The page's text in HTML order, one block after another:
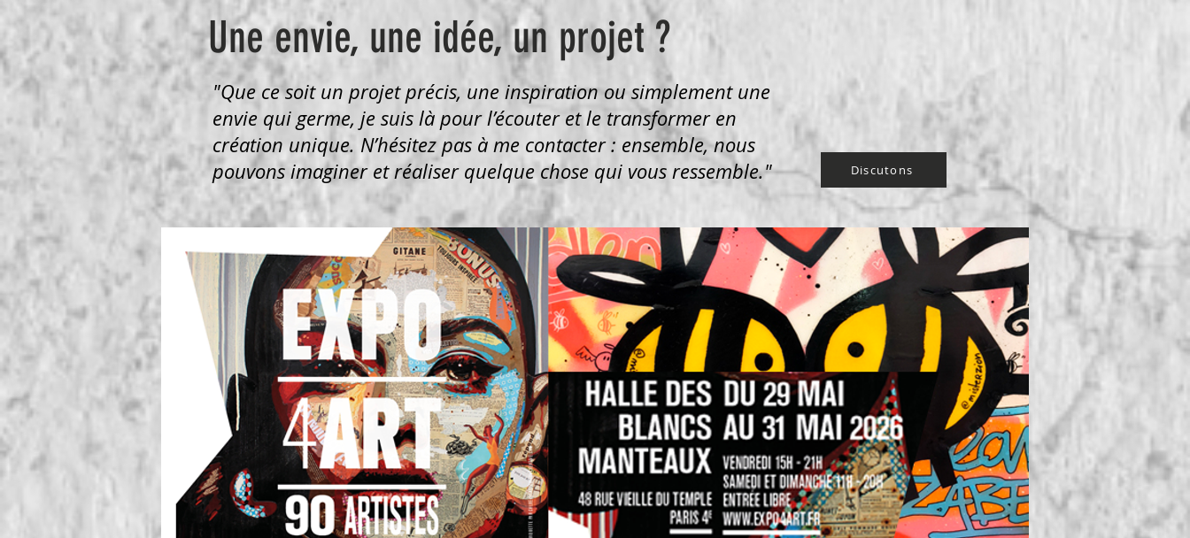
Une envie, une idée, un projet ?
"Que ce soit un projet précis, une inspiration ou simplement une
envie qui germe, je suis là pour l’écouter et le transformer en
création unique. N’hésitez pas à me contacter : ensemble, nous
pouvons imaginer et réaliser quelque chose qui vous ressemble."
Discutons